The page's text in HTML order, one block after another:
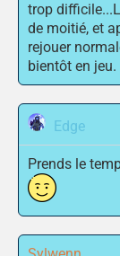
trop
de moitié, et
rejouer
bientôt en jeu.
Edge
Prends le